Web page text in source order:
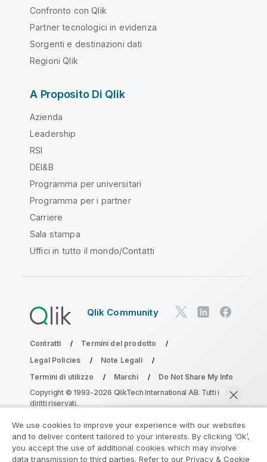
Confronto con Qlik
Partner tecnologici in evidenza
Sorgenti e destinazioni dati
Regioni Qlik
A Proposito Di Qlik
Azienda
Leadership
RSI
DEI&B
Programma per universitari
Programma per i partner
Carriere
Sala stampa
Uffici in tutto il mondo/Contatti
Qlik Community
Contratti
Termini del prodotto
Legal Policies
Note Legali
Termini di utilizzo
Marchi
Do Not Share My Info
Copyright © 1993-2026 QlikTech International AB. Tutti i
diritti riservati.
Partecipa al programma Analytics
We use cookies to improve your experience with our websites
and to deliver content tailored to your interests. By clicking ‘Ok’,
you accept the use of additional cookies which may involve
data transmission to third parties. Refer to our Privacy & Cookie